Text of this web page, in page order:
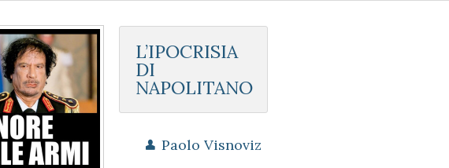
L’IPOCRISIA
DI
NAPOLITANO
Paolo Visnoviz